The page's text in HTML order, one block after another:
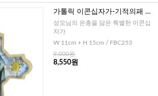
가톨릭 이콘십자가-기적의패 성
모님(이태리)
성모님의 은총을 담은 특별한 이콘십
자가
W 11cm + H 15cm / FBC253
9,000원
8,550원